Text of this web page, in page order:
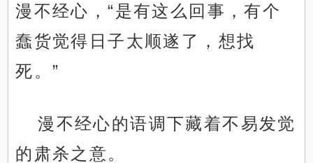
漫不经心，“是有这么回事，有个
蠢货觉得日子太顺遂了，想找
死。”
漫不经心的语调下藏着不易发觉
的肃杀之意。